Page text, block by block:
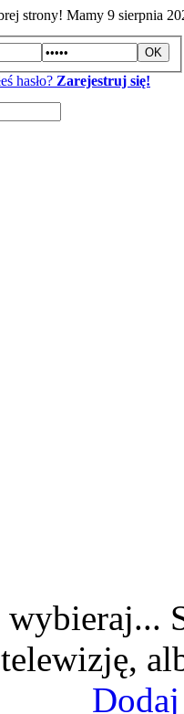
strony! Mamy 9 sierpnia
hasło? Zarejestruj się!
telewizję,